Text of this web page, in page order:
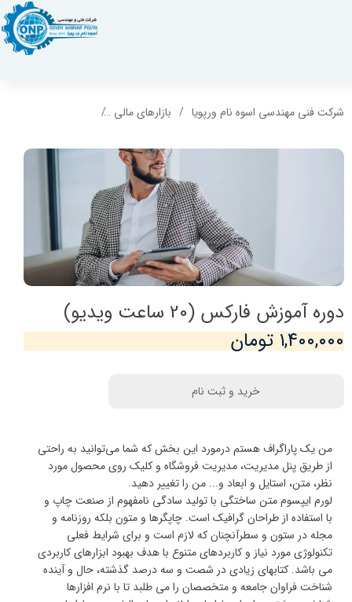
شرکت فنی مهندسی اسوه نام ورپویا بازارهای مالی
دوره آموزش فارکس (20 ساعت ویدیو)
۱,۴۰۰,۰۰۰ تومان
خرید و ثبت نام
من یک پاراگراف هستم درمورد این بخش که شما می‌توانید به راحتی
از طریق پنل مدیریت، مدیریت فروشگاه و کلیک روی محصول مورد
نظر، متن، استایل و ابعاد و... من را تغییر دهید.
لورم ایپسوم متن ساختگی با تولید سادگی نامفهوم از صنعت چاپ و
با استفاده از طراحان گرافیک است. چاپگرها و متون بلکه روزنامه و
مجله در ستون و سطرآنچنان که لازم است و برای شرایط فعلی
تکنولوژی مورد نیاز و کاربردهای متنوع با هدف بهبود ابزارهای کاربردی
می باشد. کتابهای زیادی در شصت و سه درصد گذشته، حال و آینده
شناخت فراوان جامعه و متخصصان را می طلبد تا با نرم افزارها